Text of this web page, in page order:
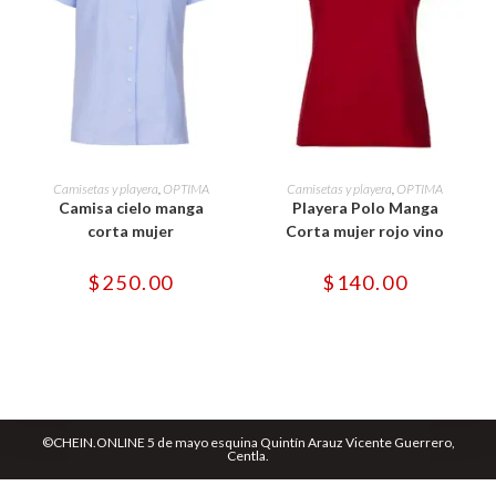
SELECCIONAR OPCIONES
producto
tiene
múltiples
variantes.
Las
se
pueden
Camisetas y playera, OPTIMA
Camisa cielo manga
corta mujer
$250.00
SELECCIONAR OPCIONES
producto
tiene
múltiples
variantes.
se
pueden
Camisetas y playera, OPTIMA
Playera Polo Manga
Corta mujer rojo vino
$ 140.00
©CHEIN.ONLINE 5 de mayo esquina Quintín Arauz Vicente Guerrero,
Centla.